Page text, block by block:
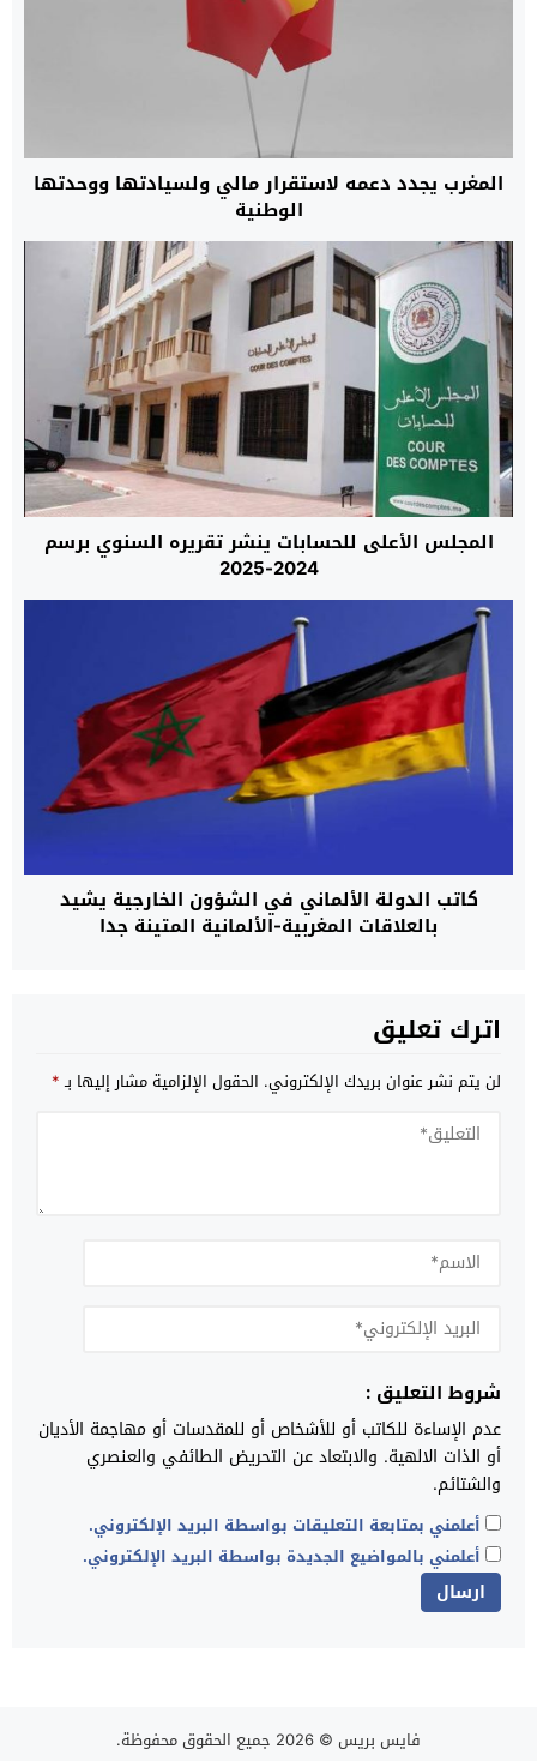
المغرب يجدد دعمه لاستقرار مالي ولسيادتها ووحدتها
الوطنية
المجلس الأعلى للحسابات ينشر تقريره السنوي برسم
2024-2025
كاتب الدولة الألماني في الشؤون الخارجية يشيد
بالعلاقات المغربية-الألمانية المتينة جدا
اترك تعليق
لن يتم نشر عنوان بريدك الإلكتروني. الحقول الإلزامية مشار إليها بـ*
شروط التعليق :
عدم الإساءة للكاتب أو للأشخاص أو للمقدسات أو مهاجمة الأديان
أو الذات الالهية. والابتعاد عن التحريض الطائفي والعنصري
والشتائم.
أعلمني بمتابعة التعليقات بواسطة البريد الإلكتروني.
أعلمني بالمواضيع الجديدة بواسطة البريد الإلكتروني.
فايس بريس © 2026 جميع الحقوق محفوظة.